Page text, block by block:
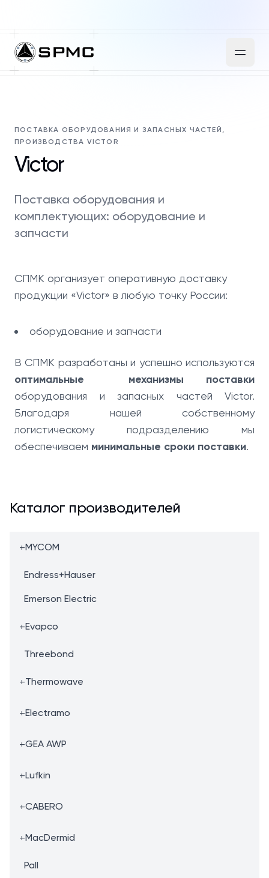
ПОСТАВКА ОБОРУДОВАНИЯ И ЗАПАСНЫХ ЧАСТЕЙ,
ПРОИЗВОДСТВА VICTOR
Victor
Поставка оборудования и
комплектующих: оборудование и
запчасти
СПМК организует оперативную доставку
продукции «Victor» в любую точку России:
оборудование и запчасти
В СПМК разработаны и успешно используются
оптимальные механизмы поставки
оборудования и запасных частей Victor.
Благодаря нашей собственному
логистическому подразделению мы
обеспечиваем минимальные сроки поставки.
Каталог производителей
+MYCOM
Endress+Hauser
Emerson Electric
+Evapco
Threebond
+Thermowave
+Electramo
+GEA AWP
+Lufkin
+CABERO
+MacDermid
Pall